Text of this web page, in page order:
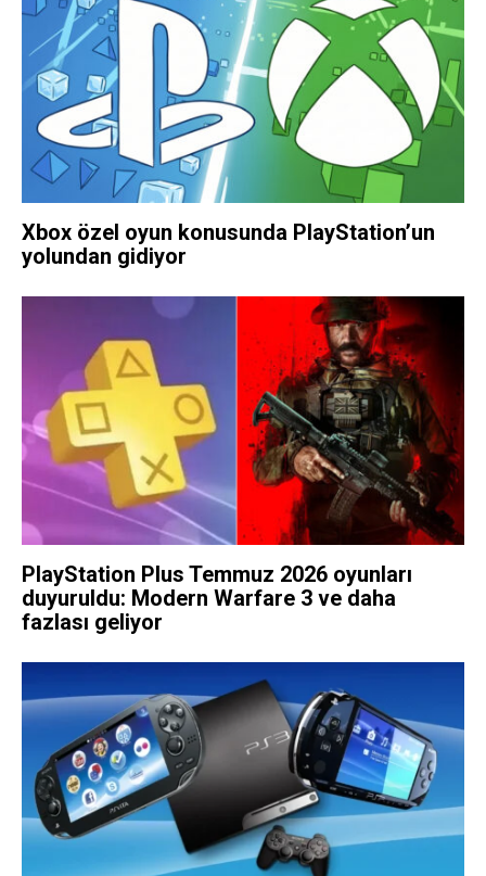
Xbox özel oyun konusunda PlayStation’un
yolundan gidiyor
PlayStation Plus Temmuz 2026 oyunları
duyuruldu: Modern Warfare 3 ve daha
fazlası geliyor